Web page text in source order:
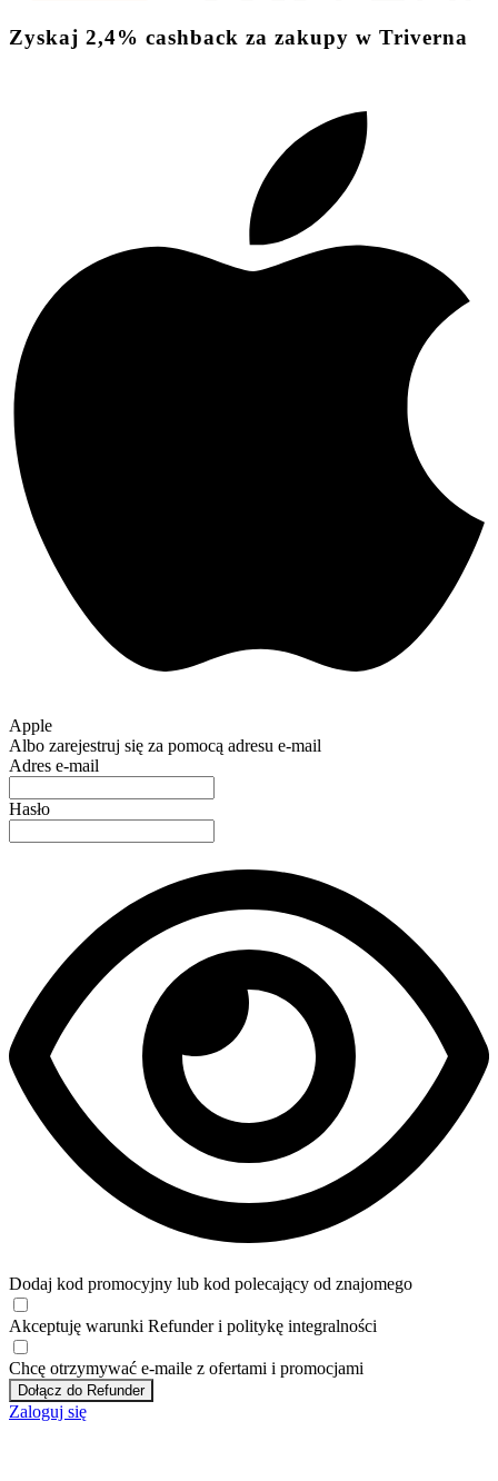
Zyskaj 2,4% cashback za zakupy w Triverna
Apple
Albo zarejestruj się za pomocą adresu e-mail
Adres e-mail
Hasło
Dodaj kod promocyjny lub kod polecający od znajomego
Akceptuję warunki Refunder i politykę integralności
Chcę otrzymywać e-maile z ofertami i promocjami
Dołącz do Refunder
Zaloguj się